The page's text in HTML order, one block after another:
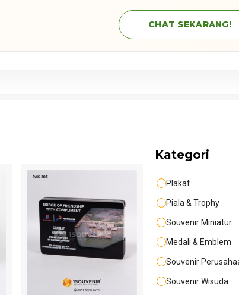
CHAT SEKARANG!
Kategori
Plakat
Piala & Trophy
Souvenir Miniatur
Medali & Emblem
Souvenir
Souvenir Wisuda